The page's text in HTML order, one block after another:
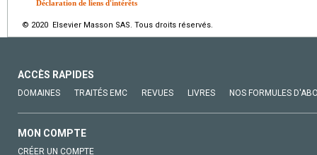
Déclaration de liens d'intérêts
© 2020 Elsevier Masson SAS. Tous droits réservés.
ACCÈS RAPIDES
DOMAINES TRAITÉS EMC REVUES LIVRES NOS FORMULES
MON COMPTE
CRÉER UN COMPTE